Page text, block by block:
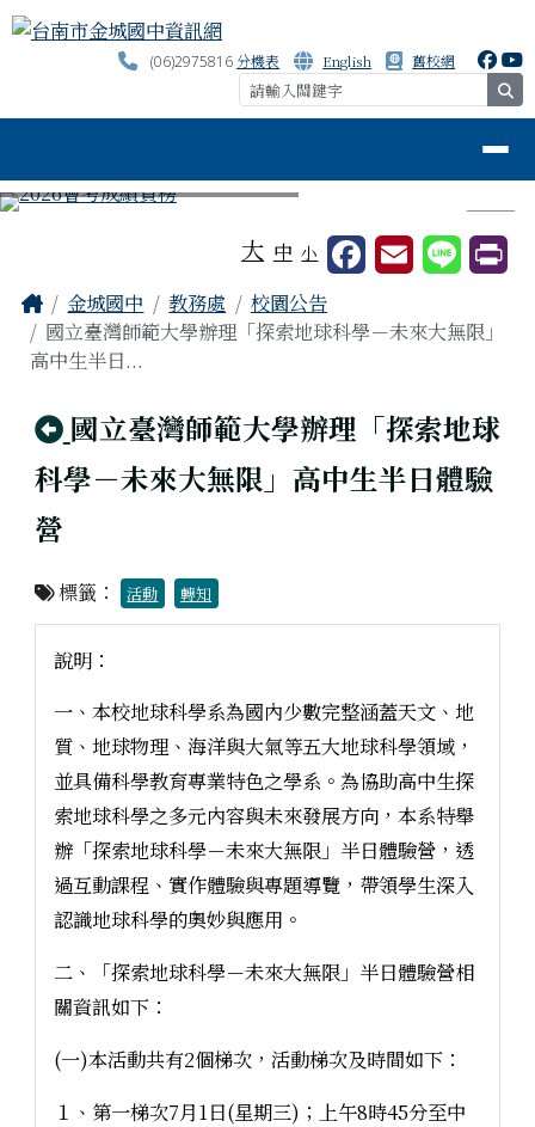
跳至主內容區
台南市金城國中資訊網
(06)2975816分機表 English 舊校網
⏸
大 中 小
主內容區域
Home
金城國中 教務處
校園公告
國立臺灣師範大學辦理「探索地球科學－未來大無限」
高中生半日...
回上頁
國立臺灣師範大學辦理「探索地球
科學－未來大無限」高中生半日體驗
營
標籤： 活動 轉知
說明：
一、本校地球科學系為國內少數完整涵蓋天文、地
質、地球物理、海洋與大氣等五大地球科學領域，
並具備科學教育專業特色之學系。為協助高中生探
索地球科學之多元內容與未來發展方向，本系特舉
辦「探索地球科學－未來大無限」半日體驗營，透
過互動課程、實作體驗與專題導覽，帶領學生深入
認識地球科學的奧妙與應用。
二、「探索地球科學－未來大無限」半日體驗營相
關資訊如下：
(一)本活動共有2個梯次，活動梯次及時間如下：
１、第一梯次7月1日(星期三)；上午8時45分至中
頁尾區域